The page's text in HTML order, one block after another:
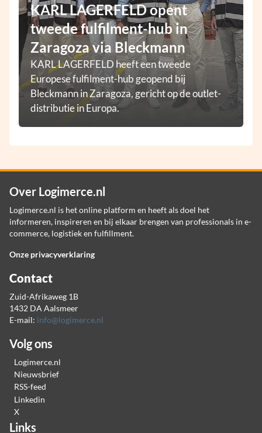
KARL LAGERFELD opent
tweede fulfilment-hub in
Zaragoza via Bleckmann
KARL LAGERFELD heeft een tweede
Europese fulfilment-hub geopend bij
Bleckmann in Zaragoza, gericht op de outlet-
distributie in Europa.
Over Logimerce.nl
Logimerce.nl is het online platform en heeft als doel het
informeren, inspireren en bij elkaar brengen van professionals in e-
commerce, logistiek en fulfillment.
Onze privacyverklaring
Contact
Zuid-Afrikaweg 1B
1432 DA Aalsmeer
E-mail: info@logimerce.nl
Volg ons
Logimerce.nl
Nieuwsbrief
RSS-feed
Linkedin
X
Links